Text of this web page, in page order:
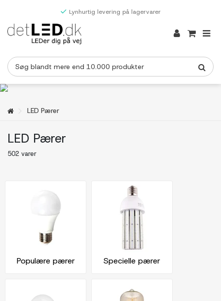
Lynhurtig levering på lagervarer
LED Pærer
LED Pærer
502 varer
Populære pærer Specielle pærer